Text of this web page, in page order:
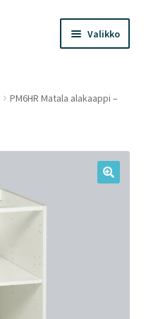
Valikko
PM6HR Matala alakaappi –